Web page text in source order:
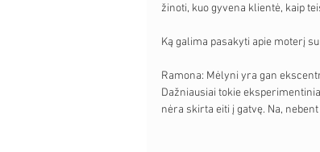
žinoti, kuo gyvena klientė, kaip
Ką galima pasakyti apie moterį
Ramona: Mėlyni yra gan
Dažniausiai tokie
nėra skirta eiti į gatvę. Na,